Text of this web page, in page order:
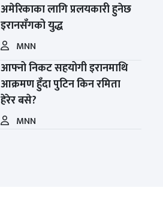
अमेरिकाका लागि प्रलयकारी हुनेछ
इरानसँगको युद्ध
MNN
आफ्नो निकट सहयोगी इरानमाथि
आक्रमण हुँदा पुटिन किन रमिता
हेरेर बसे?
MNN